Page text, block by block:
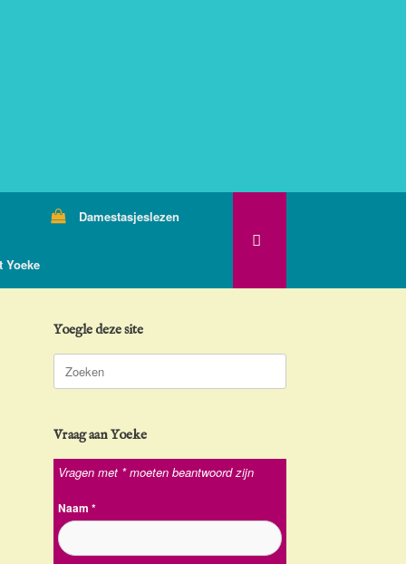
Damestasjeslezen
Yoeke
Yoegle deze site
Zoeken
naar:
Vraag aan Yoeke
Vragen met * moeten beantwoord zijn
Naam*